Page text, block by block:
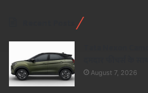
August 7, 2026